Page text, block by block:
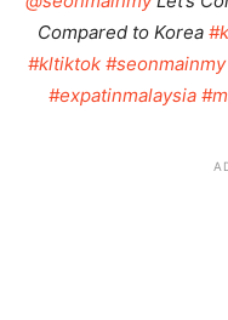
Compared to Korea
#kltiktok #seonmainmy
#expatinmalaysia